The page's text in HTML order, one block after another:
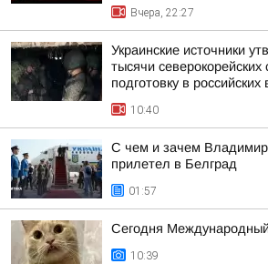
Вчера, 22:27
Украинские источники
тысячи
подготовку в
10:40
С чем и зачем Владимир
прилетел в Белград
01:57
Сегодня
10:39